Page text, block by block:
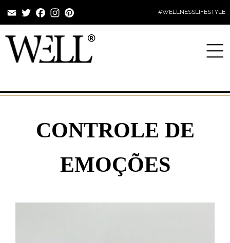
EmailTwitterFacebookInstagram #WELLNESSLIFESTYLE
CONTROLE DE
EMOÇÕES